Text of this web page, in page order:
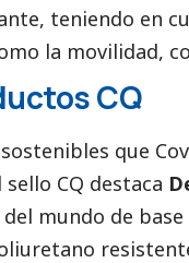
teniendo en
la movilidad,
CQ
que
sello CQ destaca
mundo de